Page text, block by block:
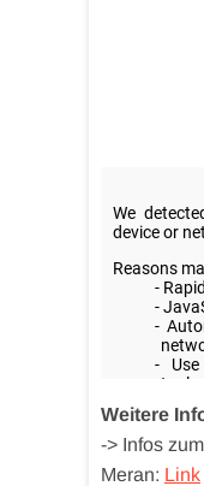
Weitere
-> Infos
Meran: Link